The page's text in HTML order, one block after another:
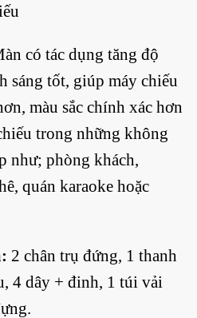
có tác dụng tăng độ
sáng tốt, giúp máy chiếu
màu sắc chính xác hơn
trong những không
như; phòng khách,
quán karaoke hoặc
2 chân trụ đứng, 1 thanh
4 dây + đinh, 1 túi vải